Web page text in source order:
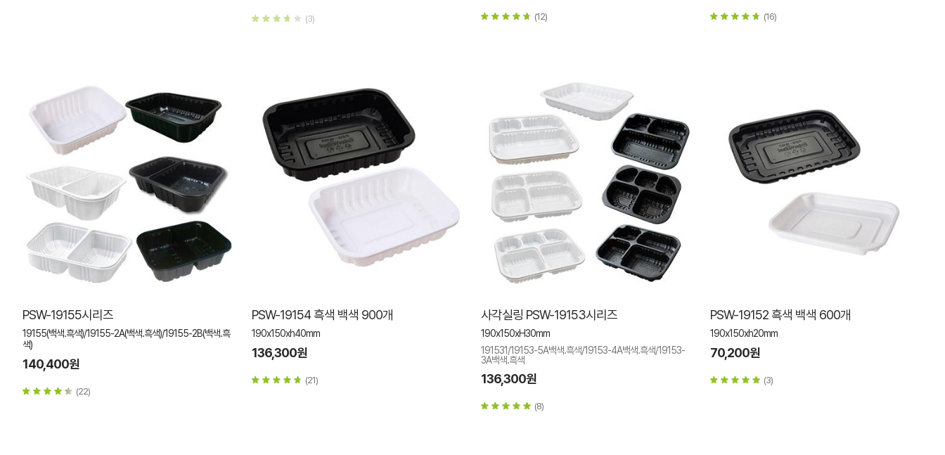
(3) (12) (16)
PSW-19155시리즈
19155(백색.흑색)/19155-2A(백색.흑색)/19155-2B(백색.흑
색)
140,400원
(22)
PSW-19154 흑색 백색 900개
190x150xh40mm
136,300원
(21)
사각실링 PSW-19153시리즈
190x150xH30mm
191531/19153-5A백색.흑색/19153-4A백색.흑색/19153-
3A백색.흑색
136,300원
(8)
PSW-19152 흑색 백색 600개
190x150xh20mm
70,200원
(3)